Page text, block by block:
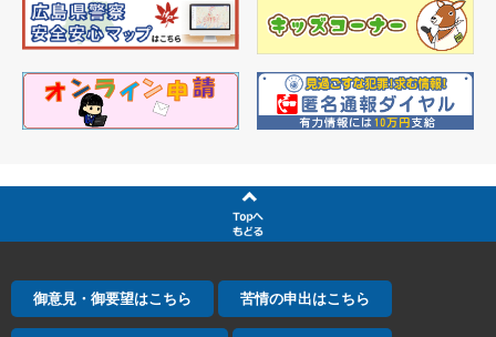
御意見・御要望はこちら 苦情の申出はこちら